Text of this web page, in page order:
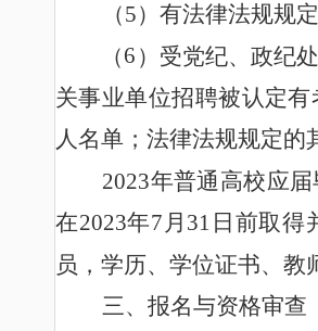
（5）有法律法规规
（6 ）受党纪、政纪
关事业单位招聘被认定
人名单；法律法规规定的
2023年普通高校应
在2023年7 月 31 日前取得
员，学历、学位证书、教
三、报名与资格审查